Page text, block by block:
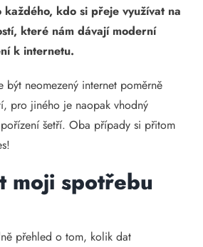
každého, kdo si přeje využívat na
které nám dávají moderní
k internetu.
být neomezený internet poměrně
pro jiného je naopak vhodný
šetří. Oba případy si přitom
moji spotřebu
přehled o tom, kolik dat